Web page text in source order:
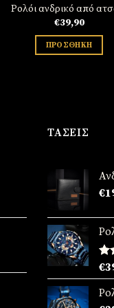
Ρολόι ανδρικό από
€39,90
ΠΡΟΣΘΉΚΗ
ΤΆΣΕΙΣ
€
€